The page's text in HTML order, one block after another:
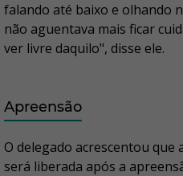
falando até baixo e olhando
não aguentava mais ficar
ver livre daquilo", disse ele.
Apreensão
O delegado acrescentou que
será liberada após a